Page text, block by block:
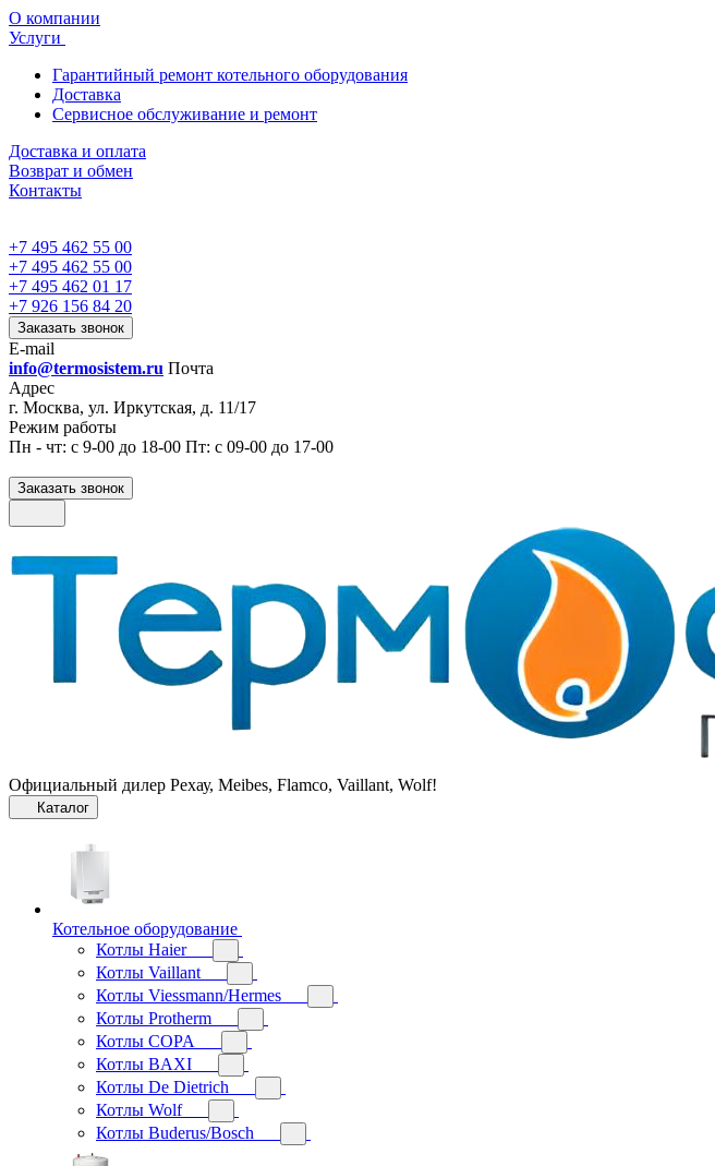
О компании
Услуги
Гарантийный ремонт котельного оборудования
Доставка
Сервисное обслуживание и ремонт
Доставка и оплата
Возврат и обмен
Контакты
+7 495 462 55 00
+7 495 462 55 00
+7 495 462 01 17
+7 926 156 84 20
Заказать звонок
E-mail
info@termosistem.ru Почта
Адрес
г. Москва, ул. Иркутская, д. 11/17
Режим работы
Пн - чт: с 9-00 до 18-00 Пт: с 09-00 до 17-00
Заказать звонок
Официальный дилер Рехау, Meibes, Flamco, Vaillant, Wolf!
Каталог
Котельное оборудование
Котлы Haier
Котлы Vaillant
Котлы Viessmann/Hermes
Котлы Protherm
Котлы COPA
Котлы BAXI
Котлы De Dietrich
Котлы Wolf
Котлы Buderus/Bosch